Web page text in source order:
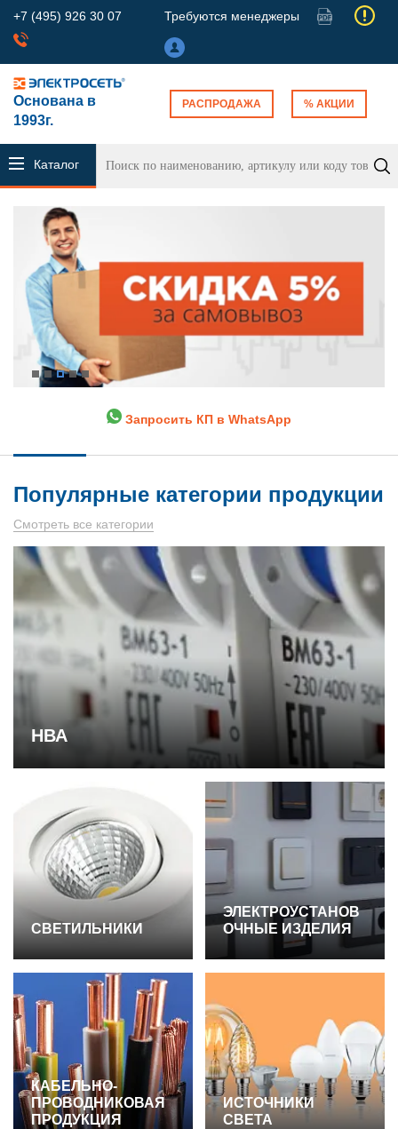
+7 (495) 926 30 07 Требуются менеджеры
Основана в
1993г.
РАСПРОДАЖА % АКЦИИ
Каталог
продукции
Запросить КП в WhatsApp
Популярные категории продукции
Смотреть все категории
НВА
СВЕТИЛЬНИКИ
ЭЛЕКТРОУСТАНОВ
ОЧНЫЕ ИЗДЕЛИЯ
КАБЕЛЬНО-
ПРОВОДНИКОВАЯ
ПРОДУКЦИЯ
ИСТОЧНИКИ
СВЕТА